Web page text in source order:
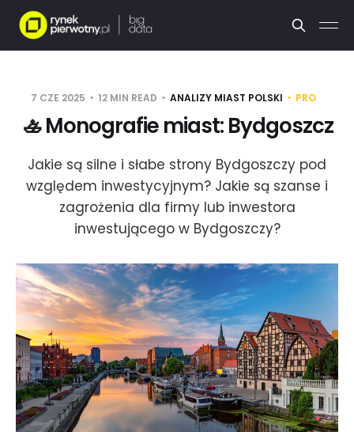
7 CZE 2025 12 MIN READ ANALIZY MIAST POLSKI PRO
🚣 Monografie miast: Bydgoszcz
Jakie są silne i słabe strony Bydgoszczy pod
względem inwestycyjnym? Jakie są szanse i
zagrożenia dla firmy lub inwestora
inwestującego w Bydgoszczy?